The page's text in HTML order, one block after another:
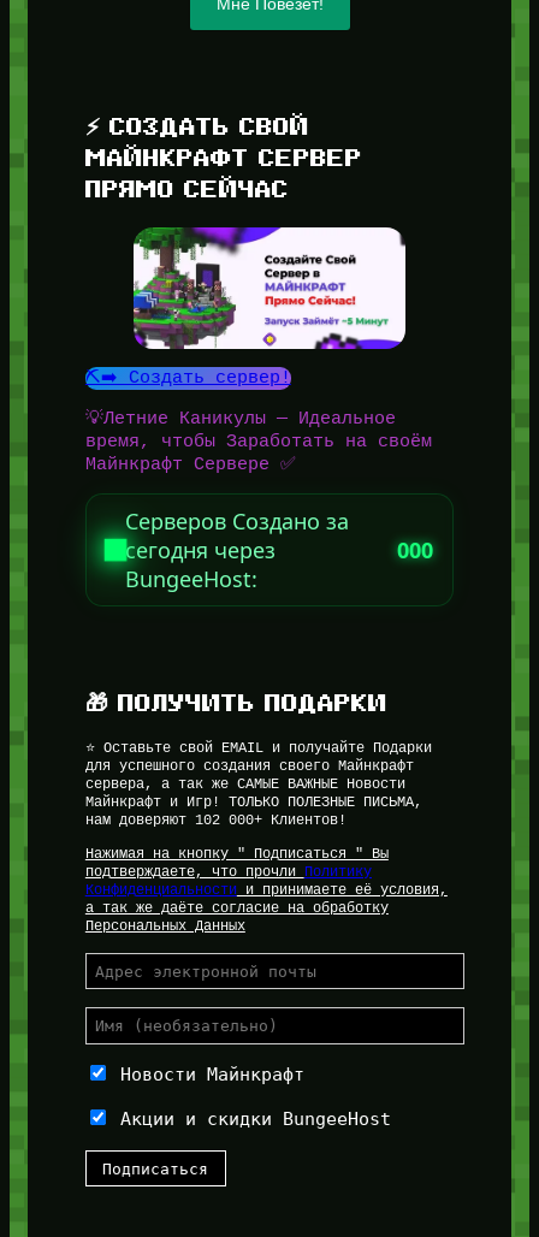
⚡ СОЗДАТЬ СВОЙ
МАЙНКРАФТ СЕРВЕР
ПРЯМО СЕЙЧАС
⛏️➡️ Создать сервер!
💡Летние Каникулы — Идеальное
время, чтобы Заработать на своём
Майнкрафт Сервере ✅
Серверов Создано за
сегодня через
BungeeHost:
000
🎁 ПОЛУЧИТЬ ПОДАРКИ
⭐ Оставьте свой EMAIL и получайте Подарки
для успешного создания своего Майнкрафт
сервера, а так же САМЫЕ ВАЖНЫЕ Новости
Майнкрафт и Игр! ТОЛЬКО ПОЛЕЗНЫЕ ПИСЬМА,
нам доверяют 102 000+ Клиентов!
Нажимая на кнопку " Подписаться " Вы
подтверждаете, что прочли
Политику
Конфиденциальностии принимаете её условия,
а так же даёте согласие на обработку
Персональных Данных
Новости Майнкрафт
Акции и скидки BungeeHost